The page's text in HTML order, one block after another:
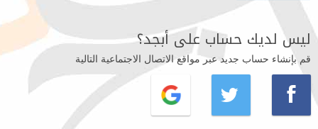
ليس لديك حساب على أبجد؟
قم بإنشاء حساب جديد عبر مواقع الاتصال الاجتماعية التالية